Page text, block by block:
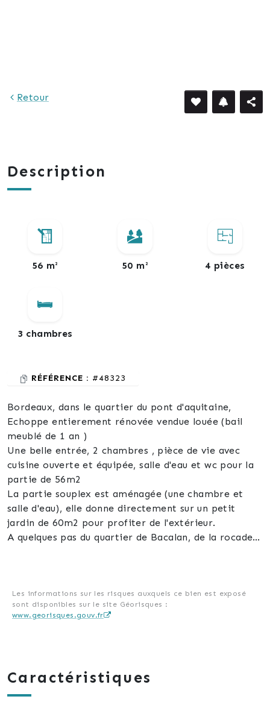
Retour
Description
56 m² 50 m² 4 pièces
3 chambres
RÉFÉRENCE : #48323
Bordeaux, dans le quartier du pont d'aquitaine,
Echoppe entierement rénovée vendue louée (bail
meublé de 1 an )
Une belle entrée, 2 chambres , pièce de vie avec
cuisine ouverte et équipée, salle d'eau et wc pour la
partie de 56m2
La partie souplex est aménagée (une chambre et
salle d'eau), elle donne directement sur un petit
jardin de 60m2 pour profiter de l'extérieur.
A quelques pas du quartier de Bacalan, de la rocade
Les informations sur les risques auxquels ce bien est exposé
sont disponibles sur le site Géorisques :
www.georisques.gouv.fr
Caractéristiques